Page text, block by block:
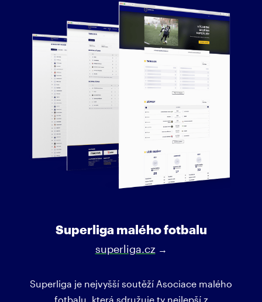
Superliga malého fotbalu
superliga.cz→
Superliga je nejvyšší soutěží Asociace malého
fotbalu, která sdružuje ty nejlepší z